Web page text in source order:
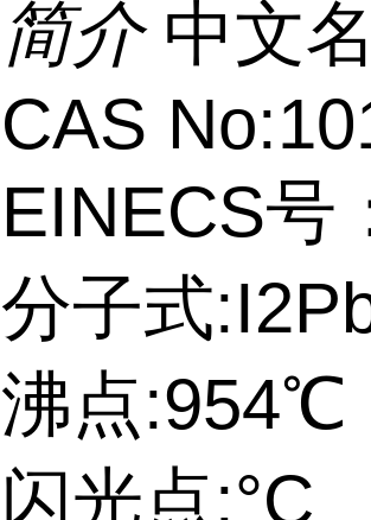
简介 中文
CAS
EINECS号
分子式
沸点:954℃
闪光点:°C